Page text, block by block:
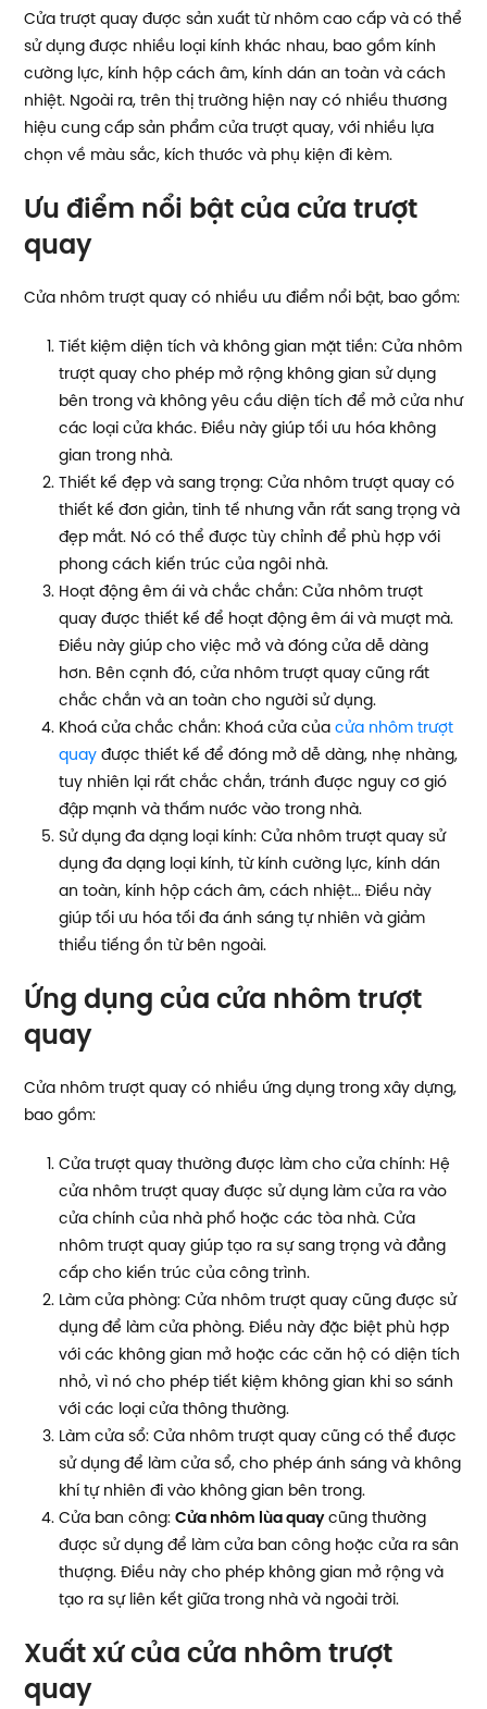
Cửa trượt quay được sản xuất từ nhôm cao cấp và có thể
sử dụng được nhiều loại kính khác nhau, bao gồm kính
cường lực, kính hộp cách âm, kính dán an toàn và cách
nhiệt. Ngoài ra, trên thị trường hiện nay có nhiều thương
hiệu cung cấp sản phẩm cửa trượt quay, với nhiều lựa
chọn về màu sắc, kích thước và phụ kiện đi kèm.
Ưu điểm nổi bật của cửa trượt
quay
Cửa nhôm trượt quay có nhiều ưu điểm nổi bật, bao gồm:
Tiết kiệm diện tích và không gian mặt tiền: Cửa nhôm
trượt quay cho phép mở rộng không gian sử dụng
bên trong và không yêu cầu diện tích để mở cửa như
các loại cửa khác. Điều này giúp tối ưu hóa không
gian trong nhà.
Thiết kế đẹp và sang trọng: Cửa nhôm trượt quay có
thiết kế đơn giản, tinh tế nhưng vẫn rất sang trọng và
đẹp mắt. Nó có thể được tùy chỉnh để phù hợp với
phong cách kiến trúc của ngôi nhà.
Hoạt động êm ái và chắc chắn: Cửa nhôm trượt
quay được thiết kế để hoạt động êm ái và mượt mà.
Điều này giúp cho việc mở và đóng cửa dễ dàng
hơn. Bên cạnh đó, cửa nhôm trượt quay cũng rất
chắc chắn và an toàn cho người sử dụng.
Khoá cửa chắc chắn: Khoá cửa của cửa nhôm trượt
quayđược thiết kế để đóng mở dễ dàng, nhẹ nhàng,
tuy nhiên lại rất chắc chắn, tránh được nguy cơ gió
đập mạnh và thấm nước vào trong nhà.
Sử dụng đa dạng loại kính: Cửa nhôm trượt quay sử
dụng đa dạng loại kính, từ kính cường lực, kính dán
an toàn, kính hộp cách âm, cách nhiệt... Điều này
giúp tối ưu hóa tối đa ánh sáng tự nhiên và giảm
thiểu tiếng ồn từ bên ngoài.
Ứng dụng của cửa nhôm trượt
quay
Cửa nhôm trượt quay có nhiều ứng dụng trong xây dựng,
bao gồm:
Cửa trượt quay thường được làm cho cửa chính: Hệ
cửa nhôm trượt quay được sử dụng làm cửa ra vào
cửa chính của nhà phố hoặc các tòa nhà. Cửa
nhôm trượt quay giúp tạo ra sự sang trọng và đẳng
cấp cho kiến trúc của công trình.
Làm cửa phòng: Cửa nhôm trượt quay cũng được sử
dụng để làm cửa phòng. Điều này đặc biệt phù hợp
với các không gian mở hoặc các căn hộ có diện tích
nhỏ, vì nó cho phép tiết kiệm không gian khi so sánh
với các loại cửa thông thường.
Làm cửa sổ: Cửa nhôm trượt quay cũng có thể được
sử dụng để làm cửa sổ, cho phép ánh sáng và không
khí tự nhiên đi vào không gian bên trong.
Cửa ban công: Cửa nhôm lùa quaycũng thường
được sử dụng để làm cửa ban công hoặc cửa ra sân
thượng. Điều này cho phép không gian mở rộng và
tạo ra sự liên kết giữa trong nhà và ngoài trời.
Xuất xứ của cửa nhôm trượt
quay